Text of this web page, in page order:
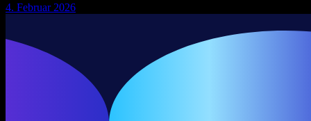
4. Februar 2026